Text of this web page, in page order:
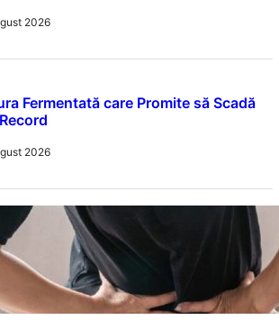
2026
Fermentată care Promite să Scadă
2026